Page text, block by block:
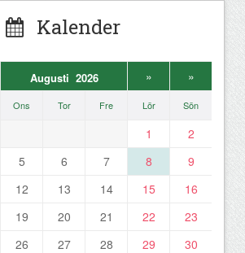
Kalender
Augusti 2026 » »
Ons Tor Fre Lör Sön
1
2
5 6 7 8
9
12 13 14 15
16
19 20 21 22
23
26 27 28 29
30